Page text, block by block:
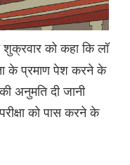
को कहा कि लॉ
के प्रमाण पेश करने के
अनुमति दी जानी
को पास करने के